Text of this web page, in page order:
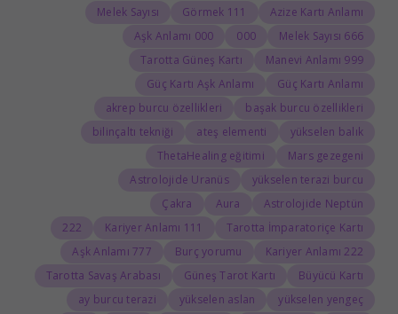
Azize Kartı Anlamı
111 Görmek
Melek Sayısı
666 Melek Sayısı
000
000 Aşk Anlamı
999 Manevi Anlamı
Tarotta Güneş Kartı
Güç Kartı Anlamı
Güç Kartı Aşk Anlamı
başak burcu özellikleri
akrep burcu özellikleri
yükselen balık
ateş elementi
bilinçaltı tekniği
Mars gezegeni
ThetaHealing eğitimi
yükselen terazi burcu
Astrolojide Uranüs
Astrolojide Neptün
Aura
Çakra
Tarotta İmparatoriçe Kartı
111 Kariyer Anlamı
222
222 Kariyer Anlamı
Burç yorumu
777 Aşk Anlamı
Büyücü Kartı
Güneş Tarot Kartı
Tarotta Savaş Arabası
yükselen yengeç
yükselen aslan
ay burcu terazi